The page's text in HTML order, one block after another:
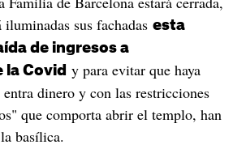
sus fachadas esta
de ingresos a
la Covid y para evitar que haya
dinero y con las restricciones
que comporta abrir el templo, han
basílica.